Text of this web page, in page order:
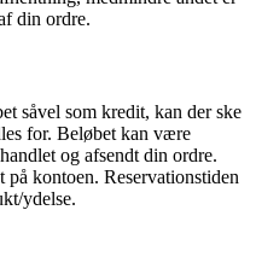
din ordre.
såvel som kredit, kan der ske
for. Beløbet kan være
og afsendt din ordre.
kontoen. Reservationstiden
ydelse.